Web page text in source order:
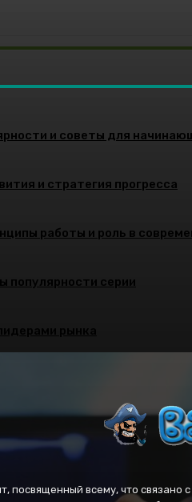
и советы для
и стратегия прогресса
работы и роль в
популярности серии
посвященный всему, что